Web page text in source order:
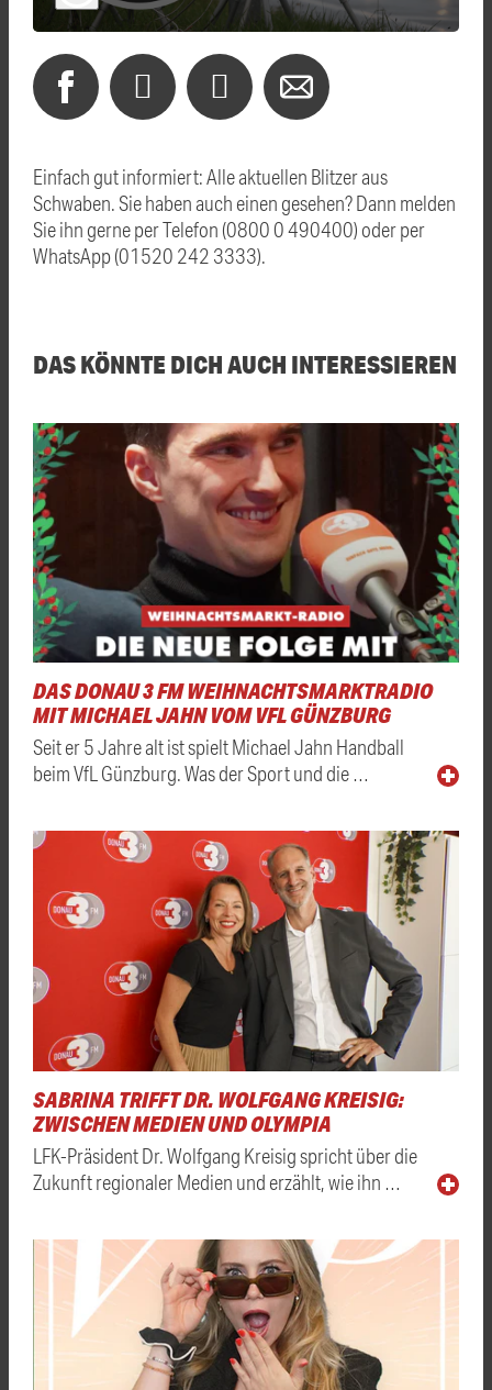
Einfach gut informiert: Alle aktuellen Blitzer aus
Schwaben. Sie haben auch einen gesehen? Dann melden
Sie ihn gerne per Telefon (0800 0 490400) oder per
WhatsApp (01520 242 3333).
DAS KÖNNTE DICH AUCH INTERESSIEREN
DAS DONAU 3 FM WEIHNACHTSMARKTRADIO
MIT MICHAEL JAHN VOM VFL GÜNZBURG
Seit er 5 Jahre alt ist spielt Michael Jahn Handball
beim VfL Günzburg. Was der Sport und die …
SABRINA TRIFFT DR. WOLFGANG KREISIG:
ZWISCHEN MEDIEN UND OLYMPIA
LFK-Präsident Dr. Wolfgang Kreisig spricht über die
Zukunft regionaler Medien und erzählt, wie ihn …